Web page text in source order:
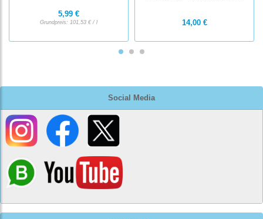
Social Media
5,99 €
Grundpreis: 101,53 € / l 14,00 €